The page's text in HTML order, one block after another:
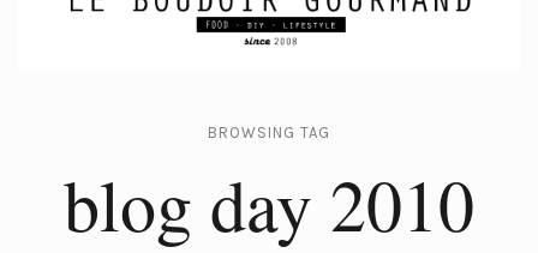
BROWSING TAG
blog day 2010